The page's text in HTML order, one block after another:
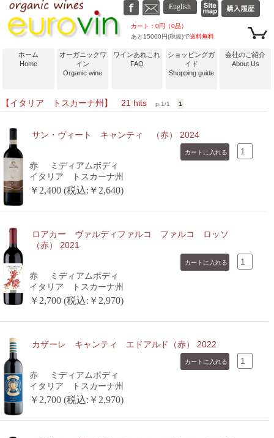
カート：0円（0品）
あと15000円(税抜)で送料無料
ホーム
Home
オーガニックワ
イン
Organic wine
ワインあれこれ
FAQ
ショッピングガ
イド
Shopping guide
会社のご紹介
About Us
【イタリア トスカーナ州】 21 hitsp.1/1 1
サン・ヴィート キャンティ （赤） 2024
赤
ミディアムボディ
イタリア トスカーナ州
￥2,400 (税込:￥2,640)
ロアカー ヴァルディファルコ ファルコ ロッソ
（赤） 2021
赤
ミディアムボディ
イタリア トスカーナ州
￥2,700 (税込:￥2,970)
カザーレ キャンティ エドアルド（赤） 2022
赤
ミディアムボディ
イタリア トスカーナ州
￥2,700 (税込:￥2,970)